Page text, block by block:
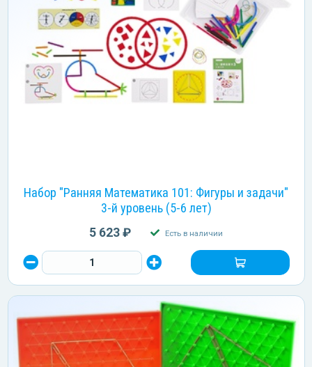
Набор "Ранняя Математика 101: Фигуры и задачи"
3-й уровень (5-6 лет)
5 623 ₽ Есть в наличии